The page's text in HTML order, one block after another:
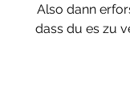
Also dann
dass du es zu